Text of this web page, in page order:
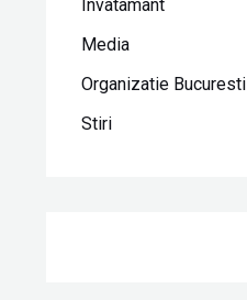
Invatamant
Media
Organizatie Bucuresti
Stiri